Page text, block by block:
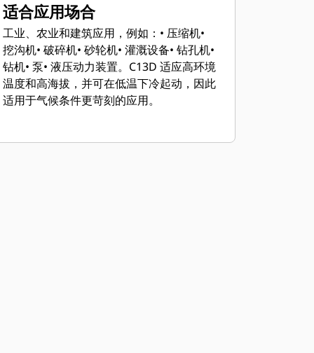
适合应用场合
工业、农业和建筑应用，例如： • 压缩机•
挖沟机• 破碎机• 砂轮机• 灌溉设备• 钻孔机•
钻机• 泵• 液压动力装置。 C13D 适应高环境
温度和高海拔，并可在低温下冷起动，因此
适用于气候条件更苛刻的应用。